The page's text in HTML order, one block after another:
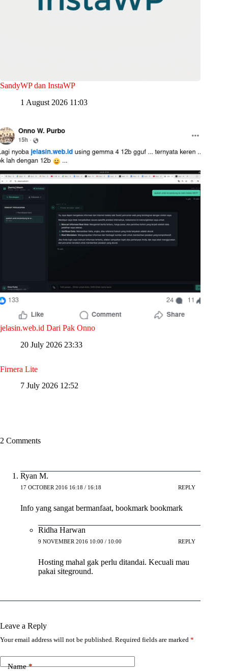
SandyWP dan InstaWP
1 August 2026 11:03
jelasin.web.id Dari Pak Onno
20 July 2026 23:33
Firnera Lite
7 July 2026 12:52
2 Comments
Ryan M.
17 OCTOBER 2016 16:18 / 16:18 REPLY
Info yang sangat bermanfaat, bookmark bookmark
Ridha Harwan
9 NOVEMBER 2016 10:00 / 10:00 REPLY
Hosting mahal gak perlu ditandai. Kecuali mau
pakai siteground.
Leave a Reply
Your email address will not be published. Required fields are marked *
Name*